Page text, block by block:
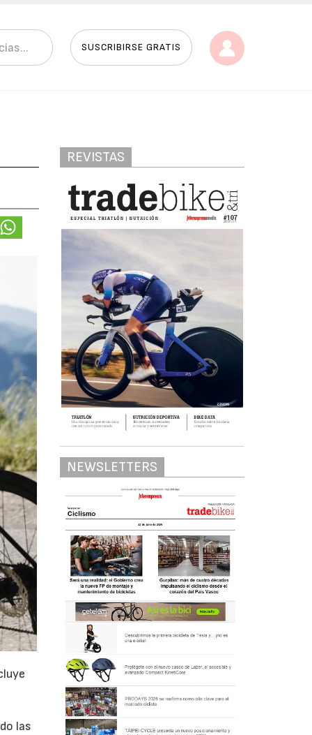
SUSCRIBIRSE GRATIS
las
REVISTAS
NEWSLETTERS